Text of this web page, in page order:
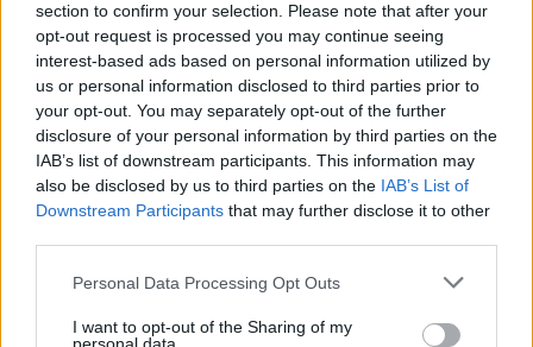
section to confirm your selection. Please note that after your
opt-out request is processed you may continue seeing
interest-based ads based on personal information utilized by
us or personal information disclosed to third parties prior to
your opt-out. You may separately opt-out of the further
disclosure of your personal information by third parties on the
IAB’s list of downstream participants. This information may
also be disclosed by us to third parties on the IAB’s List of
Downstream Participants that may further disclose it to other
Please note that this website/app uses one or more Google
not limited to your visit or usage behaviour. You may click to
Personal Data Processing Opt Outs
I want to opt-out of the Sharing of my